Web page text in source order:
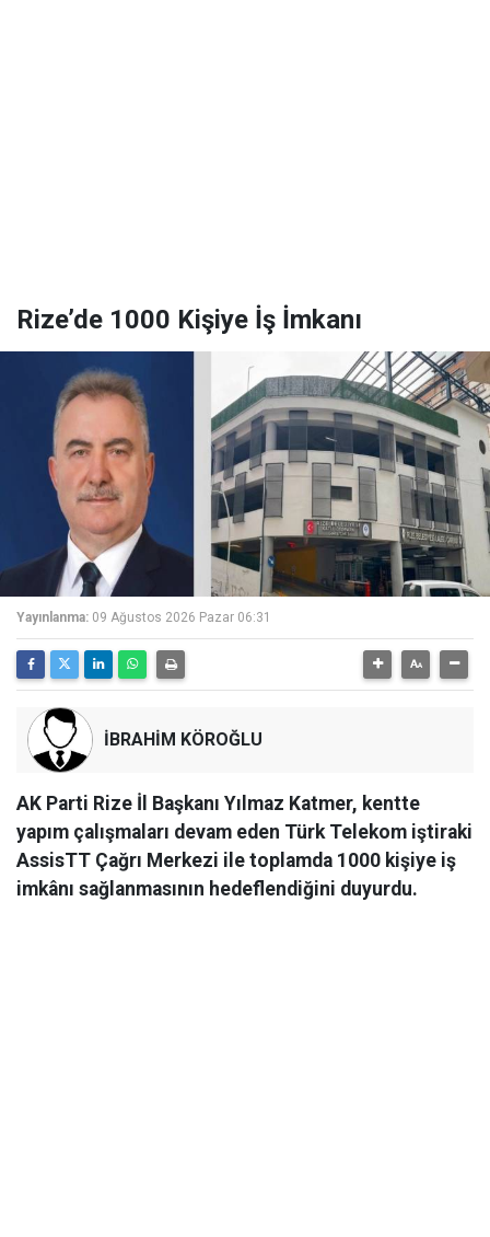
Rize’de 1000 Kişiye İş İmkanı
Yayınlanma: 09 Ağustos 2026 Pazar 06:31
İBRAHİM KÖROĞLU
AK Parti Rize İl Başkanı Yılmaz Katmer, kentte
yapım çalışmaları devam eden Türk Telekom iştiraki
AssisTT Çağrı Merkezi ile toplamda 1000 kişiye iş
imkânı sağlanmasının hedeflendiğini duyurdu.